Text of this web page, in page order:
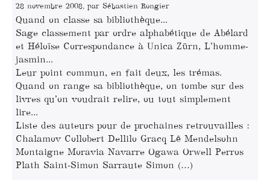
28 novembre 2008, par Sébastien Rongier
Quand on classe sa bibliothèque...
Sage classement par ordre alphabétique de Abélard
et Héloïse Correspondance à Unica Zürn, L’homme-
jasmin...
Leur point commun, en fait deux, les trémas.
Quand on range sa bibliothèque, on tombe sur des
livres qu’on voudrait relire, ou tout simplement
lire...
Liste des auteurs pour de prochaines retrouvailles :
Chalamov Collobert Dellilo Gracq Lê Mendelsohn
Montaigne Moravia Navarre Ogawa Orwell Perros
Plath Saint-Simon Sarraute Simon (…)